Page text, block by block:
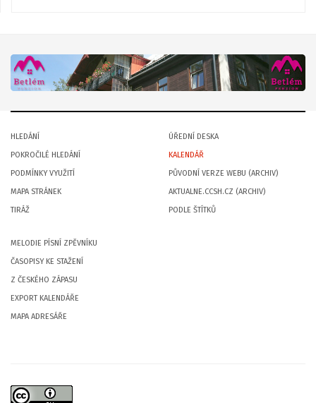
HLEDÁNÍ
POKROČILÉ HLEDÁNÍ
PODMÍNKY VYUŽITÍ
MAPA STRÁNEK
TIRÁŽ
ÚŘEDNÍ DESKA
KALENDÁŘ
PŮVODNÍ VERZE WEBU (ARCHIV)
AKTUALNE.CCSH.CZ (ARCHIV)
PODLE ŠTÍTKŮ
MELODIE PÍSNÍ ZPĚVNÍKU
ČASOPISY KE STAŽENÍ
Z ČESKÉHO ZÁPASU
EXPORT KALENDÁŘE
MAPA ADRESÁŘE